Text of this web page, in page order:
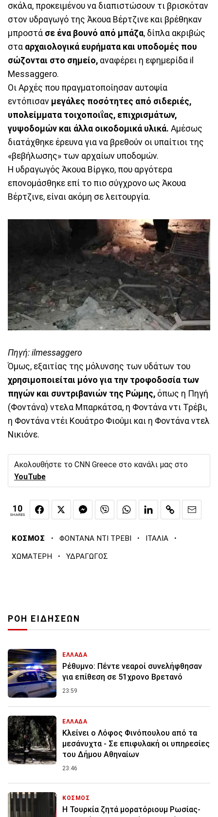
σκάλα, προκειμένου να διαπιστώσουν τι βρισκόταν
στον υδραγωγό της Άκουα Βέρτζινε και βρέθηκαν
μπροστά σε ένα βουνό από μπάζα, δίπλα ακριβώς
στα αρχαιολογικά ευρήματα και υποδομές που
σώζονται στο σημείο, αναφέρει η εφημερίδα il
Messaggero.
Οι Αρχές που πραγματοποίησαν αυτοψία
εντόπισαν μεγάλες ποσότητες από σιδεριές,
υπολείμματα τοιχοποιΐας, επιχρισμάτων,
γυψοδομών και άλλα οικοδομικά υλικά. Αμέσως
διατάχθηκε έρευνα για να βρεθούν οι υπαίτιοι της
«βεβήλωσης» των αρχαίων υποδομών.
Η υδραγωγός Άκουα Βίργκο, που αργότερα
επονομάσθηκε επί το πιο σύγχρονο ως Άκουα
Βέρτζινε, είναι ακόμη σε λειτουργία.
Πηγή: ilmessaggero
Όμως, εξαιτίας της μόλυνσης των υδάτων του
χρησιμοποιείται μόνο για την τροφοδοσία των
πηγών και συντριβανιών της Ρώμης, όπως η Πηγή
(Φοντάνα) ντελα Μπαρκάτσα, η Φοντάνα ντι Τρέβι,
η Φοντάνα ντέι Κουάτρο Φιούμι και η Φοντάνα ντελ
Νικιόνε.
Ακολουθήστε το CNN Greece στο κανάλι μας στο
YouTube
10
SHARES
ΚΟΣΜΟΣ · ΦΟΝΤΑΝΑ ΝΤΙ ΤΡΕΒΙ · ΙΤΑΛΙΑ ·
ΧΩΜΑΤΕΡΗ · ΥΔΡΑΓΩΓΟΣ
ΡΟΗ ΕΙΔΗΣΕΩΝ
ΕΛΛΑΔΑ
Ρέθυμνο: Πέντε νεαροί συνελήφθησαν
για επίθεση σε 51χρονο Βρετανό
23:59
ΕΛΛΑΔΑ
Κλείνει ο Λόφος Φινόπουλου από τα
μεσάνυχτα - Σε επιφυλακή οι υπηρεσίες
του Δήμου Αθηναίων
23:46
ΚΟΣΜΟΣ
Η Τουρκία ζητά μορατόριουμ Ρωσίας-